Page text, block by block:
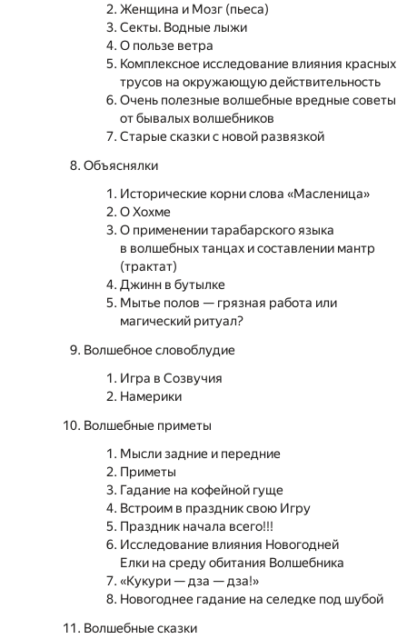
Женщина и Мозг (пьеса)
Секты. Водные лыжи
О пользе ветра
Комплексное исследование влияния красных
трусов на окружающую действительность
Очень полезные волшебные вредные советы
от бывалых волшебников
Старые сказки с новой развязкой
Объяснялки
Исторические корни слова «Масленица»
О Хохме
О применении тарабарского языка
в волшебных танцах и составлении мантр
(трактат)
Джинн в бутылке
Мытье полов — грязная работа или
магический ритуал?
Волшебное словоблудие
Игра в Созвучия
Намерики
Волшебные приметы
Мысли задние и передние
Приметы
Гадание на кофейной гуще
Встроим в праздник свою Игру
Праздник начала всего!!!
Исследование влияния Новогодней
Елки на среду обитания Волшебника
«Кукури — дза — дза!»
Новогоднее гадание на селедке под шубой
Волшебные сказки